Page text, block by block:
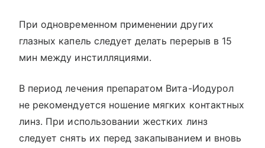
При одновременном применении других
глазных капель следует делать перерыв в 15
мин между инстилляциями.
В период лечения препаратом Вита-Иодурол
не рекомендуется ношение мягких контактных
линз. При использовании жестких линз
следует снять их перед закапыванием и вновь